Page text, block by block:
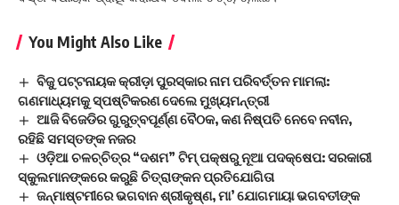
You Might Also Like
ବିଜୁ ପଟ୍ଟନାୟକ କ୍ରୀଡ଼ା ପୁରସ୍କାର ନାମ ପରିବର୍ତ୍ତନ ମାମଲା:
ଗଣମାଧ୍ୟମକୁ ସ୍ପଷ୍ଟିକରଣ ଦେଲେ ମୁଖ୍ୟମନ୍ତ୍ରୀ
ଆଜି ବିଜେଡିର ଗୁରୁତ୍ବପୂର୍ଣ୍ଣ ବୈଠକ, କଣ ନିଷ୍ପତି ନେବେ ନବୀନ,
ରହିଛି ସମସ୍ତଙ୍କ ନଜର
ଓଡ଼ିଆ ଚଳଚ୍ଚିତ୍ର “ଦଶମ” ଟିମ୍ ପକ୍ଷରୁ ନୂଆ ପଦକ୍ଷେପ: ସରକାରୀ
ସ୍କୁଲମାନଙ୍କରେ କରୁଛି ଚିତ୍ରାଙ୍କନ ପ୍ରତିଯୋଗିତା
ଜନ୍ମାଷ୍ଟମୀରେ ଭଗବାନ ଶ୍ରୀକୃଷ୍ଣ, ମା’ ଯୋଗମାୟା ଭଗବତୀଙ୍କ